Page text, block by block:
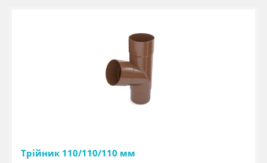
Трійник 110/110/110 мм